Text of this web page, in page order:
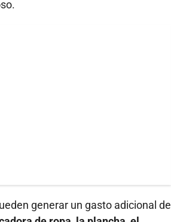
generar un gasto adicional de